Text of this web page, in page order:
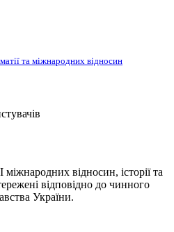
та міжнародних відносин
відносин, історії та
відповідно до чинного
України.